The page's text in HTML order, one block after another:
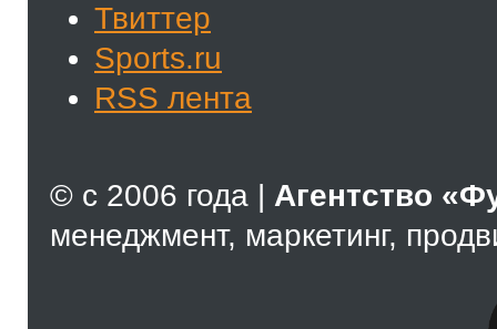
Твиттер
Sports.ru
RSS лента
© с 2006 года | Агентство
менеджмент, маркетинг,